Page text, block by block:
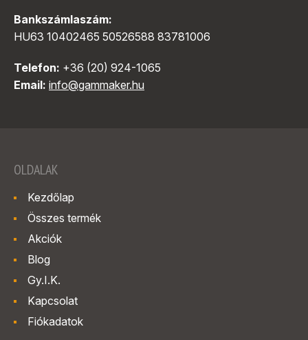
Bankszámlaszám:
HU63 10402465 50526588 83781006
Telefon: +36 (20) 924-1065
Email: info@gammaker.hu
OLDALAK
Kezdőlap
Összes termék
Akciók
Blog
Gy.I.K.
Kapcsolat
Fiókadatok